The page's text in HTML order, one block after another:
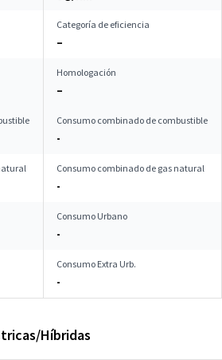
Categoría de eficiencia
–
Homologación
–
Consumo combinado de combustible
-
Consumo combinado de gas natural
-
Consumo Urbano
-
Consumo Extra Urb.
-
Híbridas